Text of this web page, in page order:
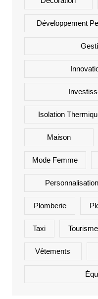
Développement
Isolation
Maison
Mode Femme
Personnalisation
Plomberie
Taxi
Vêtements